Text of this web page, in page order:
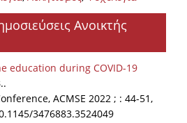
Ανοικτής
education during COVID-19
ACMSE 2022 ; : 44-51,
3476883.3524049